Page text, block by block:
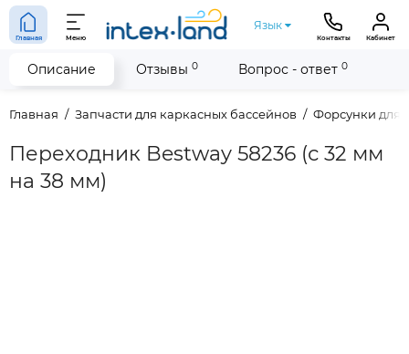
Главная Меню
Язык
Контакты Кабинет
Главная Запчасти для каркасных бассейнов Форсунки для
Переходник Bestway 58236 (с 32 мм
на 38 мм)
Описание Отзывы 0 Вопрос - ответ 0